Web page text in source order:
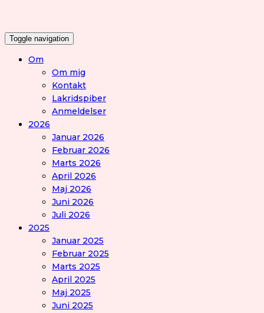
Toggle navigation
Om
Om mig
Kontakt
Lakridspiber
Anmeldelser
2026
Januar 2026
Februar 2026
Marts 2026
April 2026
Maj 2026
Juni 2026
Juli 2026
2025
Januar 2025
Februar 2025
Marts 2025
April 2025
Maj 2025
Juni 2025